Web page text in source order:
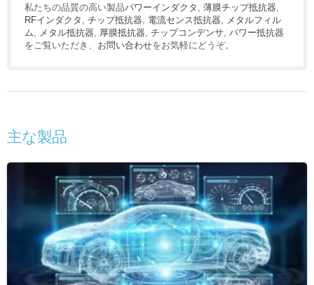
私たちの品質の高い製品パワーインダクタ 薄膜チップ抵抗器
RFインダクタ
チップ抵抗器 電流センス抵抗器
メタルフィル
ム
メタル抵抗器 厚膜抵抗器 チップコンデンサ パワー抵抗器
をご覧いただき、 お問い合わせをお気軽にどうぞ。
主な製品